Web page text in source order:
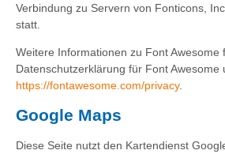
Verbindung zu Servern von Fonticons,
statt.
Weitere Informationen zu Font Awesome
Datenschutzerklärung für Font Awesome
https://fontawesome.com/privacy.
Google Maps
Diese Seite nutzt den Kartendienst